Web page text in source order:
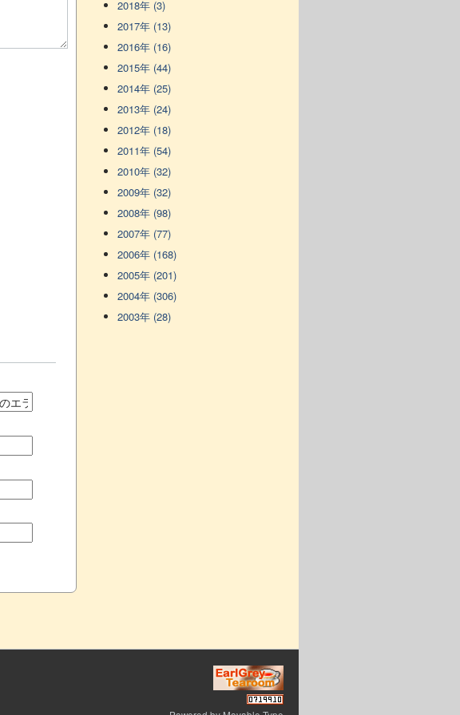
2018年 (3)
2017年 (13)
2016年 (16)
2015年 (44)
2014年 (25)
2013年 (24)
2012年 (18)
2011年 (54)
2010年 (32)
2009年 (32)
2008年 (98)
2007年 (77)
2006年 (168)
2005年 (201)
2004年 (306)
2003年 (28)